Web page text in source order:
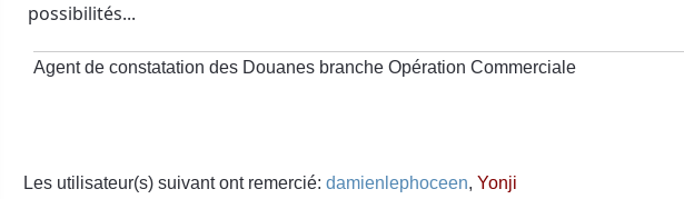
possibilités...
Agent de constatation des Douanes branche Opération Commerciale
Les utilisateur(s) suivant ont remercié: damienlephoceen, Yonji